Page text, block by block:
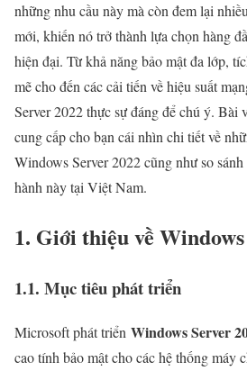
những nhu cầu này mà còn đem lại
mới, khiến nó trở thành lựa chọn hàng
hiện đại. Từ khả năng bảo mật đa lớp,
mẽ cho đến các cải tiến về hiệu suất
Server 2022 thực sự đáng để chú ý. Bài
cung cấp cho bạn cái nhìn chi tiết về
Windows Server 2022 cũng như so
hành này tại Việt Nam.
1. Giới thiệu về
1.1. Mục tiêu phát triển
Microsoft phát triển Windows Server
cao tính bảo mật cho các hệ thống máy